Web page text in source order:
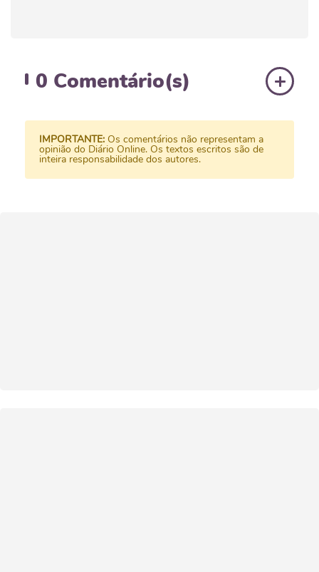
0 Comentário(s)
IMPORTANTE: Os comentários não representam a
opinião do Diário Online. Os textos escritos são de
inteira responsabilidade dos autores.